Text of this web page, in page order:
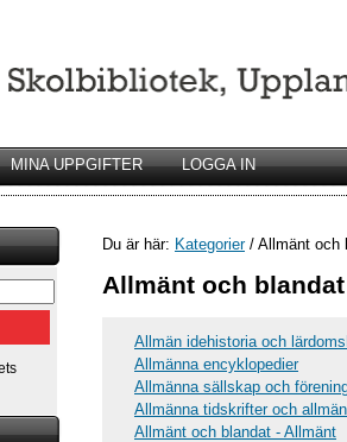
MINA UPPGIFTER LOGGA IN
Du är här: Kategorier/ Allmänt och
Allmänt och blandat
Allmän idehistoria och
Allmänna encyklopedier
Allmänna sällskap och
Allmänna tidskrifter och
Allmänt och blandat - Allmänt